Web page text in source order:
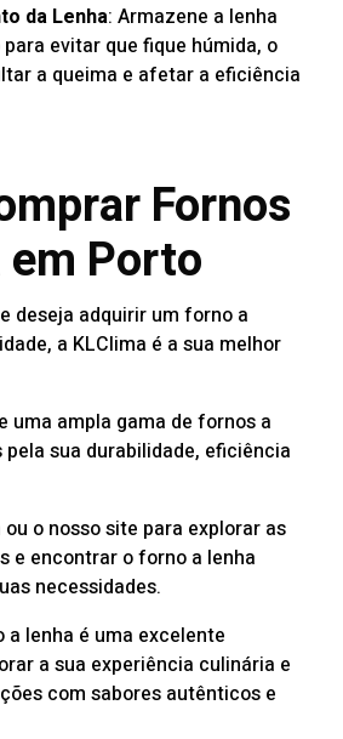
da Lenha: Armazene a lenha
evitar que fique húmida, o
a queima e afetar a eficiência
Fornos
em Porto
deseja adquirir um forno a
a KLClima é a sua melhor
uma ampla gama de fornos a
sua durabilidade, eficiência
o nosso site para explorar as
e encontrar o forno a lenha
necessidades.
lenha é uma excelente
a sua experiência culinária e
com sabores autênticos e